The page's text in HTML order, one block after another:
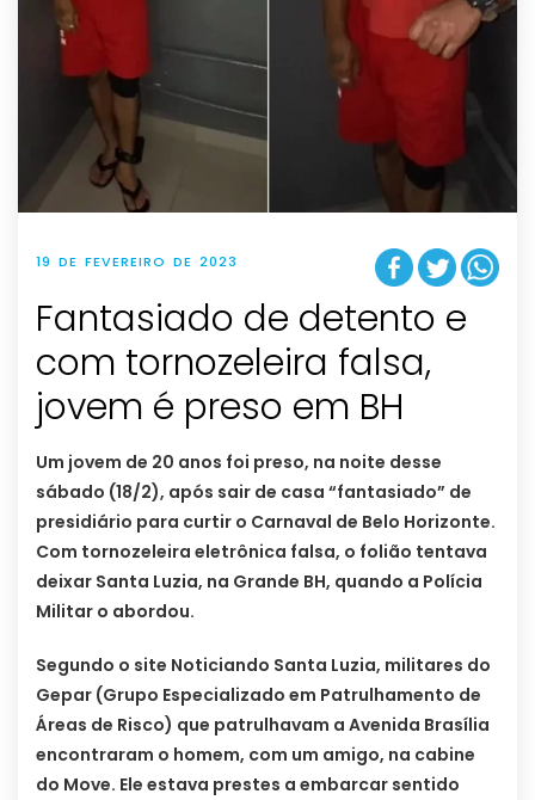
19 DE FEVEREIRO DE 2023
Fantasiado de detento e
com tornozeleira falsa,
jovem é preso em BH
Um jovem de 20 anos foi preso, na noite desse
sábado (18/2), após sair de casa “fantasiado” de
presidiário para curtir o Carnaval de Belo Horizonte.
Com tornozeleira eletrônica falsa, o folião tentava
deixar Santa Luzia, na Grande BH, quando a Polícia
Militar o abordou.
Segundo o site Noticiando Santa Luzia, militares do
Gepar (Grupo Especializado em Patrulhamento de
Áreas de Risco) que patrulhavam a Avenida Brasília
encontraram o homem, com um amigo, na cabine
do Move. Ele estava prestes a embarcar sentido